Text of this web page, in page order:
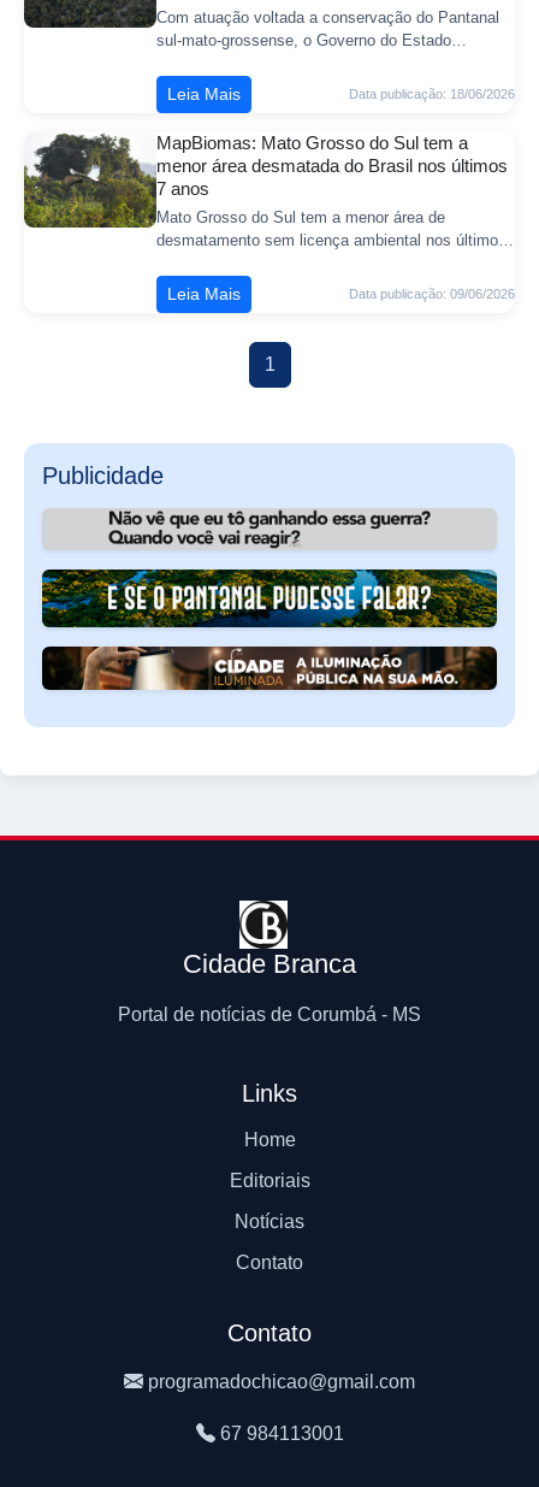
Com atuação voltada a conservação do Pantanal
sul-mato-grossense, o Governo do Estado
de práticas produtivas sustentáveis realizad
Leia Mais Data publicação: 18/06/2026
MapBiomas: Mato Grosso do Sul tem a
menor área desmatada do Brasil nos últimos
7 anos
Mato Grosso do Sul tem a menor área de
desmatamento sem licença ambiental nos últimos
Os dados estão no Relatório Anual de Desmatam
Leia Mais Data publicação: 09/06/2026
1
Publicidade
Cidade Branca
Portal de notícias de Corumbá - MS
Links
Home
Editoriais
Notícias
Contato
Contato
programadochicao@gmail.com
67 984113001